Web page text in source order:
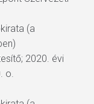
(a
2020. évi
o.